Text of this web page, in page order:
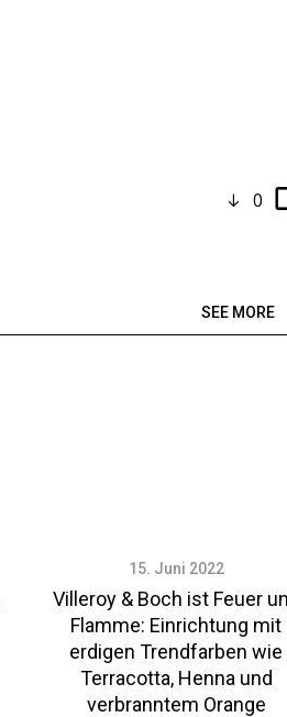
0
15. Juni 2022
Villeroy & Boch ist Feuer
Flamme: Einrichtung mit
erdigen Trendfarben wie
Terracotta, Henna und
verbranntem Orange
SEE MORE